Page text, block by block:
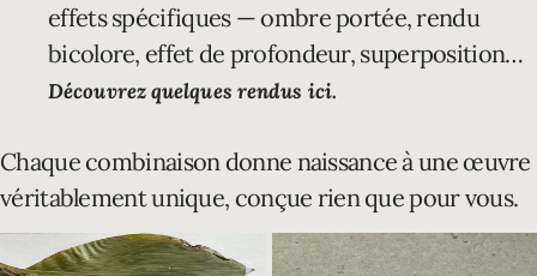
effets spécifiques — ombre portée, rendu
bicolore, effet de profondeur, superposition…
Découvrez quelques rendus ici.
Chaque combinaison donne naissance à une œuvre
véritablement unique, conçue rien que pour vous.